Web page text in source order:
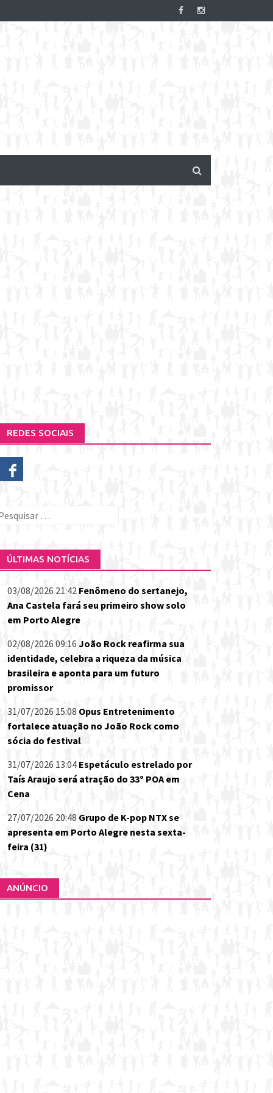
REDES SOCIAIS
ÚLTIMAS NOTÍCIAS
03/08/2026 21:42 Fenômeno do sertanejo,
Ana Castela fará seu primeiro show solo
em Porto Alegre
02/08/2026 09:16 João Rock reafirma sua
identidade, celebra a riqueza da música
brasileira e aponta para um futuro
promissor
31/07/2026 15:08 Opus Entretenimento
fortalece atuação no João Rock como
sócia do festival
31/07/2026 13:04 Espetáculo estrelado por
Taís Araujo será atração do 33º POA em
Cena
27/07/2026 20:48 Grupo de K-pop NTX se
apresenta em Porto Alegre nesta sexta-
feira (31)
ANÚNCIO